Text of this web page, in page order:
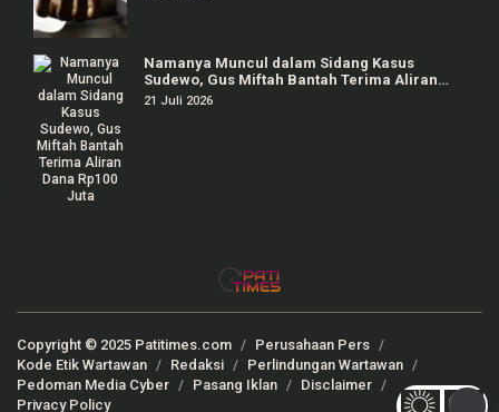
Namanya Muncul dalam Sidang Kasus
Sudewo, Gus Miftah Bantah Terima Aliran
Dana Rp100 Juta
21 Juli 2026
Copyright © 2025 Patitimes.com
Perusahaan Pers
Kode Etik Wartawan
Redaksi
Perlindungan Wartawan
Pedoman Media Cyber
Pasang Iklan
Disclaimer
Privacy Policy